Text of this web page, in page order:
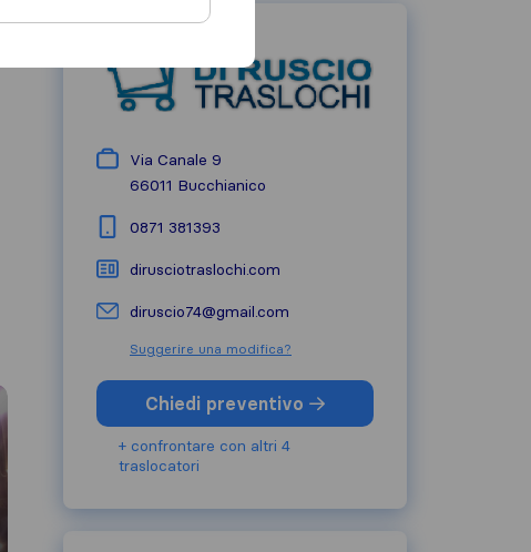
Via Canale 9
66011 Bucchianico
0871 381393
dirusciotraslochi.com
diruscio74@gmail.com
Suggerire una modifica?
Chiedi preventivo
+ confrontare con altri 4
traslocatori